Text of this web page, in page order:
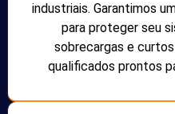
industriais. Garantimos
para proteger seu
sobrecargas e
qualificados prontos